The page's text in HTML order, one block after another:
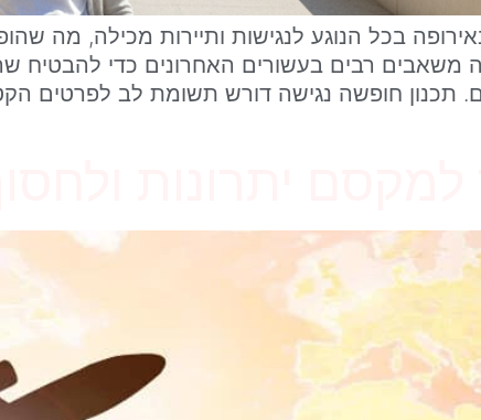
בכל הנוגע לנגישות ותיירות מכילה, מה
משאבים רבים בעשורים האחרונים כדי להבטיח
תכנון חופשה נגישה דורש תשומת לב לפרטים